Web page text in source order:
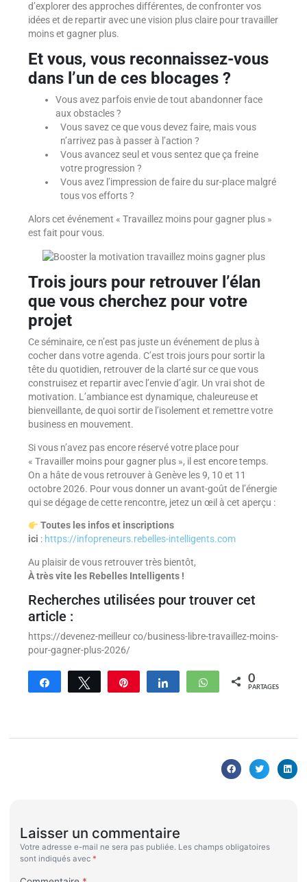
d’explorer des approches différentes, de confronter vos
idées et de repartir avec une vision plus claire pour travailler
moins et gagner plus.
Et vous, vous reconnaissez-vous
dans l’un de ces blocages ?
Vous avez parfois envie de tout abandonner face
aux obstacles ?
Vous savez ce que vous devez faire, mais vous
n’arrivez pas à passer à l’action ?
Vous avancez seul et vous sentez que ça freine
votre progression ?
Vous avez l’impression de faire du sur-place malgré
tous vos efforts ?
Alors cet événement « Travaillez moins pour gagner plus »
est fait pour vous.
Trois jours pour retrouver l’élan
que vous cherchez pour votre
projet
Ce séminaire, ce n’est pas juste un événement de plus à
cocher dans votre agenda. C’est trois jours pour sortir la
tête du quotidien, retrouver de la clarté sur ce que vous
construisez et repartir avec l’envie d’agir. Un vrai shot de
motivation. L’ambiance est dynamique, chaleureuse et
bienveillante, de quoi sortir de l’isolement et remettre votre
business en mouvement.
Si vous n’avez pas encore réservé votre place pour
« Travailler moins pour gagner plus », il est encore temps.
On a hâte de vous retrouver à Genève les 9, 10 et 11
octobre 2026. Pour vous donner un avant-goût de l’énergie
qui se dégage de cette rencontre, jetez un œil à cet aperçu :
Toutes les infos et inscriptions
ici : https://infopreneurs.rebelles-intelligents.com
Au plaisir de vous retrouver très bientôt,
À très vite les Rebelles Intelligents !
Recherches utilisées pour trouver cet
article :
https://devenez-meilleur co/business-libre-travaillez-moins-
pour-gagner-plus-2026/
Partagez Tweetez Enregistrer Partagez WhatsApp
0
PARTAGES
Laisser un commentaire
Votre adresse e-mail ne sera pas publiée. Les champs obligatoires
sont indiqués avec *